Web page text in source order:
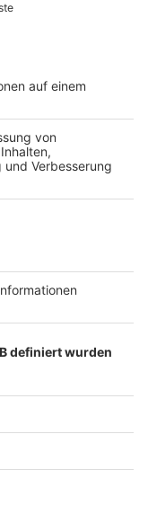
heißt es von
Erft
Montag still